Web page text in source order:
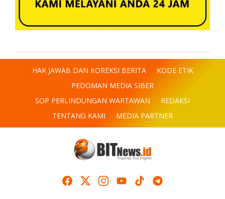
HAK JAWAB DAN KOREKSI BERITA
KODE ETIK
PEDOMAN MEDIA SIBER
SOP PERLINDUNGAN WARTAWAN
REDAKSI
TENTANG KAMI
MEDIA PARTNER